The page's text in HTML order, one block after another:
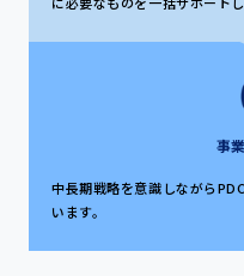
事
中長期戦略を意識しながら
います。